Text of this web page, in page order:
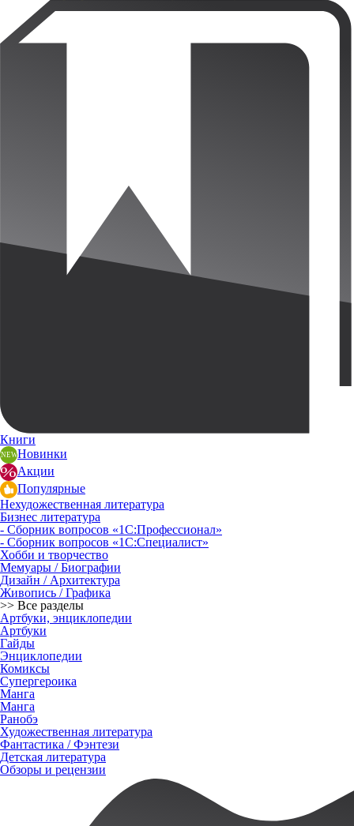
Книги
Новинки
Акции
Популярные
Нехудожественная литература
Бизнес литература
- Сборник вопросов «1С:Профессионал»
- Сборник вопросов «1С:Специалист»
Хобби и творчество
Мемуары / Биографии
Дизайн / Архитектура
Живопись / Графика
>> Все разделы
Артбуки, энциклопедии
Артбуки
Гайды
Энциклопедии
Комиксы
Супергероика
Манга
Манга
Ранобэ
Художественная литература
Фантастика / Фэнтези
Детская литература
Обзоры и рецензии